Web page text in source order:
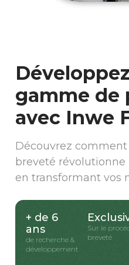
gamme de
avec Inwe
Découvrez
breveté
en transformant vos
+ de 6
ans
de recherche &
développement
Sur le
breveté